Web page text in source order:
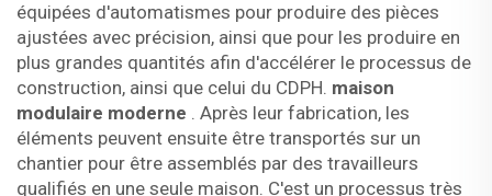
équipées d'automatismes pour produire des pièces
ajustées avec précision, ainsi que pour les produire en
plus grandes quantités afin d'accélérer le processus de
construction, ainsi que celui du CDPH. maison
modulaire moderne . Après leur fabrication, les
éléments peuvent ensuite être transportés sur un
chantier pour être assemblés par des travailleurs
qualifiés en une seule maison. C'est un processus très